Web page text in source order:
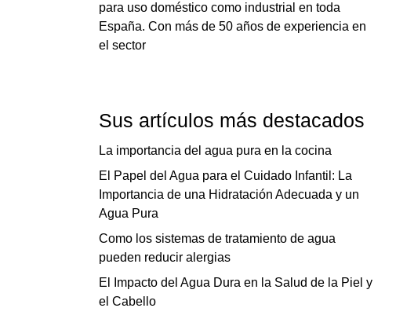
para uso doméstico como industrial en toda
España. Con más de 50 años de experiencia en
el sector
Sus artículos más destacados
La importancia del agua pura en la cocina
El Papel del Agua para el Cuidado Infantil: La
Importancia de una Hidratación Adecuada y un
Agua Pura
Como los sistemas de tratamiento de agua
pueden reducir alergias
El Impacto del Agua Dura en la Salud de la Piel y
el Cabello